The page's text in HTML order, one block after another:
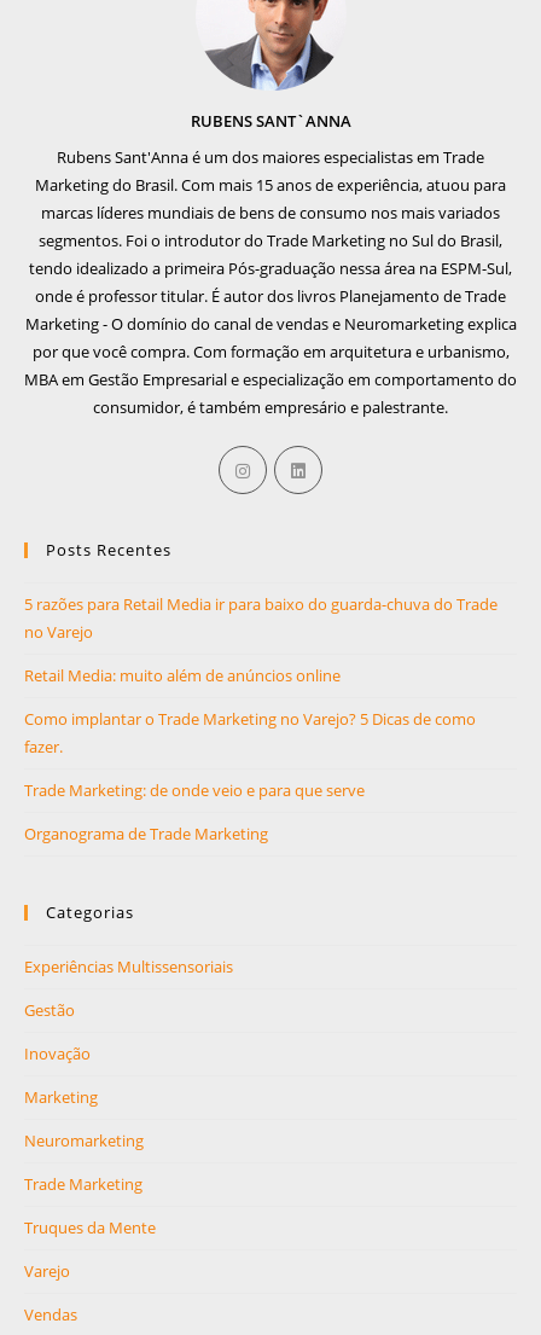
RUBENS SANT`ANNA
Rubens Sant'Anna é um dos maiores especialistas em Trade
Marketing do Brasil. Com mais 15 anos de experiência, atuou para
marcas líderes mundiais de bens de consumo nos mais variados
segmentos. Foi o introdutor do Trade Marketing no Sul do Brasil,
tendo idealizado a primeira Pós-graduação nessa área na ESPM-Sul,
onde é professor titular. É autor dos livros Planejamento de Trade
Marketing - O domínio do canal de vendas e Neuromarketing explica
por que você compra. Com formação em arquitetura e urbanismo,
MBA em Gestão Empresarial e especialização em comportamento do
consumidor, é também empresário e palestrante.
Posts Recentes
5 razões para Retail Media ir para baixo do guarda-chuva do Trade
no Varejo
Retail Media: muito além de anúncios online
Como implantar o Trade Marketing no Varejo? 5 Dicas de como
fazer.
Trade Marketing: de onde veio e para que serve
Organograma de Trade Marketing
Categorias
Experiências Multissensoriais
Gestão
Inovação
Marketing
Neuromarketing
Trade Marketing
Truques da Mente
Varejo
Vendas